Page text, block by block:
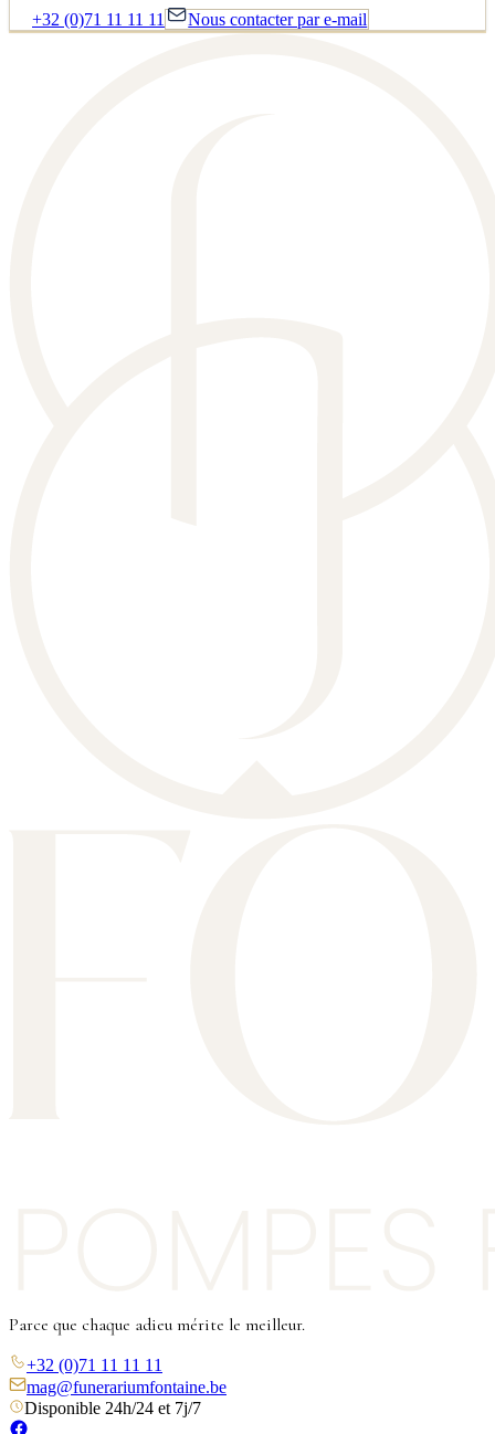
+32 (0)71 11 11 11 Nous contacter par e-mail
Parce que chaque adieu mérite le meilleur.
+32 (0)71 11 11 11
mag@funerariumfontaine.be
Disponible 24h/24 et 7j/7